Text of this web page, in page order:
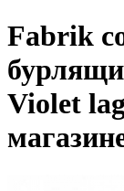
Fabrik
Violet